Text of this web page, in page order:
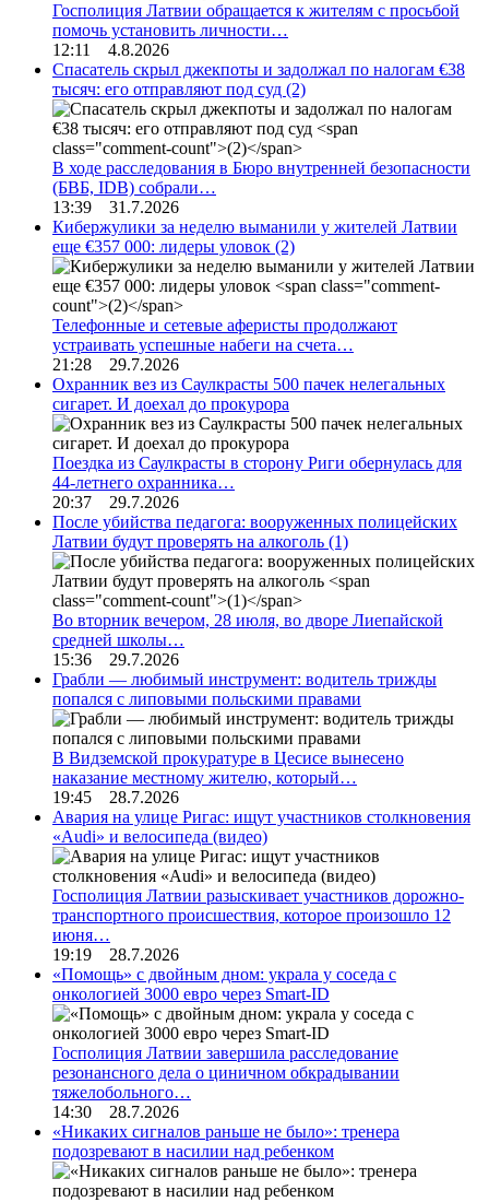
Госполиция Латвии обращается к жителям с просьбой
помочь установить личности…
12:11 4.8.2026
Спасатель скрыл джекпоты и задолжал по налогам €38
тысяч: его отправляют под суд (2)
В ходе расследования в Бюро внутренней безопасности
(БВБ, IDB) собрали…
13:39 31.7.2026
Кибержулики за неделю выманили у жителей Латвии
еще €357 000: лидеры уловок (2)
Телефонные и сетевые аферисты продолжают
устраивать успешные набеги на счета…
21:28 29.7.2026
Охранник вез из Саулкрасты 500 пачек нелегальных
сигарет. И доехал до прокурора
Поездка из Саулкрасты в сторону Риги обернулась для
44-летнего охранника…
20:37 29.7.2026
После убийства педагога: вооруженных полицейских
Латвии будут проверять на алкоголь (1)
Во вторник вечером, 28 июля, во дворе Лиепайской
средней школы…
15:36 29.7.2026
Грабли — любимый инструмент: водитель трижды
попался с липовыми польскими правами
В Видземской прокуратуре в Цесисе вынесено
наказание местному жителю, который…
19:45 28.7.2026
Авария на улице Ригас: ищут участников столкновения
«Audi» и велосипеда (видео)
Госполиция Латвии разыскивает участников дорожно-
транспортного происшествия, которое произошло 12
июня…
19:19 28.7.2026
«Помощь» с двойным дном: украла у соседа с
онкологией 3000 евро через Smart-ID
Госполиция Латвии завершила расследование
резонансного дела о циничном обкрадывании
тяжелобольного…
14:30 28.7.2026
«Никаких сигналов раньше не было»: тренера
подозревают в насилии над ребенком